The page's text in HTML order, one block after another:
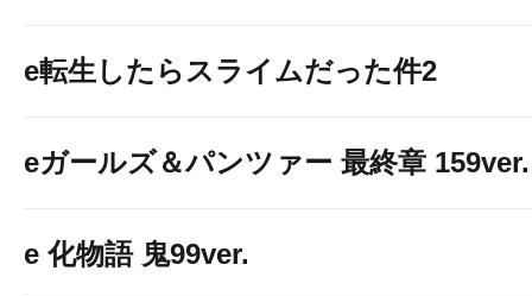
e転生したらスライムだった件2
eガールズ＆パンツァー 最終章 159ver.
e 化物語 鬼99ver.